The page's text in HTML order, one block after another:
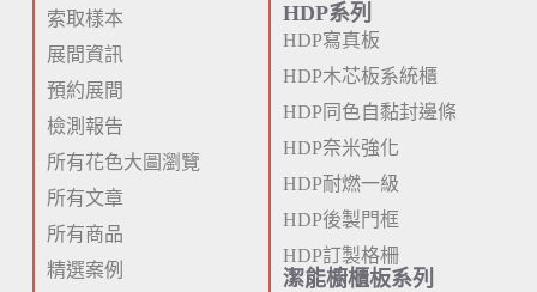
索取樣本
展間資訊
預約展間
檢測報告
所有花色大圖瀏覽
所有文章
所有商品
精選案例
HDP系列
HDP寫真板
HDP木芯板系統櫃
HDP同色自黏封邊條
HDP奈米強化
HDP耐燃一級
HDP後製門框
HDP訂製格柵
潔能櫥櫃板系列